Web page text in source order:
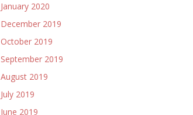
January 2020
December 2019
October 2019
September 2019
August 2019
July 2019
June 2019